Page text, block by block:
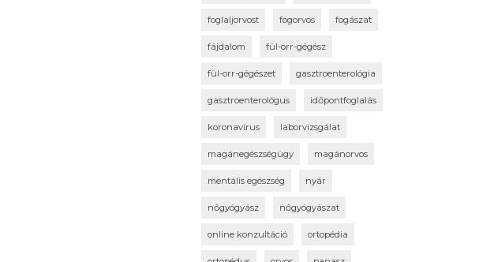
foglaljorvost fogorvos fogászat
fájdalom fül-orr-gégész
fül-orr-gégészet gasztroenterológia
gasztroenterológus időpontfoglalás
koronavírus laborvizsgálat
magánegészségügy magánorvos
mentális egészség nyár
nőgyógyász nőgyógyászat
online konzultáció ortopédia